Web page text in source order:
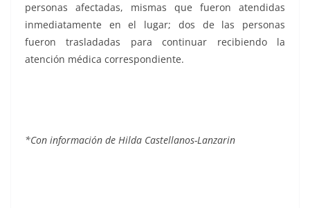
personas afectadas, mismas que fueron atendidas
inmediatamente en el lugar; dos de las personas
fueron trasladadas para continuar recibiendo la
atención médica correspondiente.
*Con información de Hilda Castellanos-Lanzarin